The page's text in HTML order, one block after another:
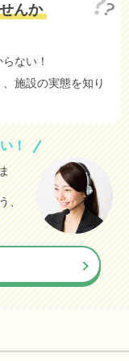
んか
ない！
施設の実態を知り
！
、